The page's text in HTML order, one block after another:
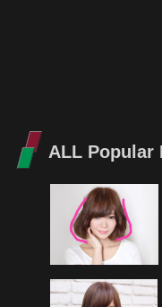
ALL Popular